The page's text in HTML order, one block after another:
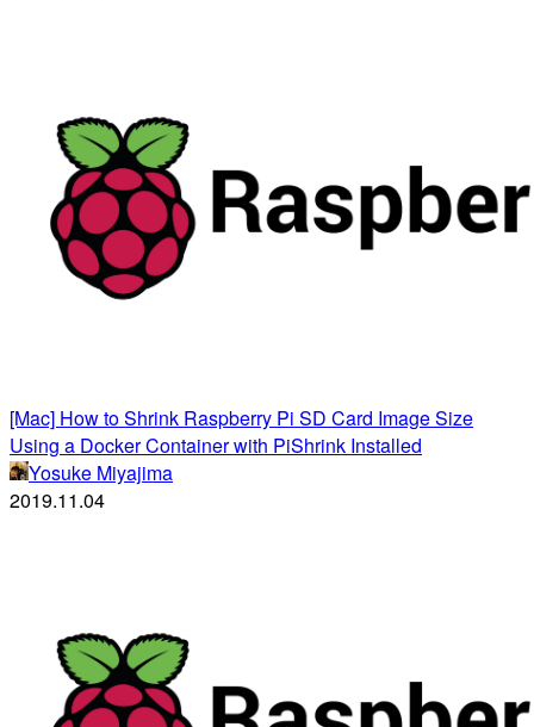
[Mac] How to Shrink Raspberry Pi SD Card Image Size
Using a Docker Container with PiShrink Installed
Yosuke Miyajima
2019.11.04